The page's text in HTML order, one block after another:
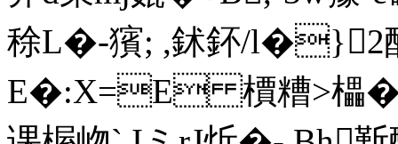
稌L�-獱; ,鉥鈈/
E�:X=E 檟糟>櫑